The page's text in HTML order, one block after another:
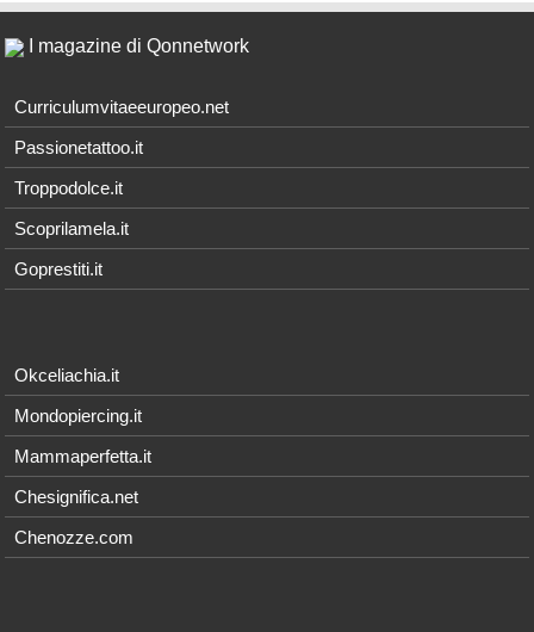
I magazine di Qonnetwork
Curriculumvitaeeuropeo.net
Passionetattoo.it
Troppodolce.it
Scoprilamela.it
Goprestiti.it
Okceliachia.it
Mondopiercing.it
Mammaperfetta.it
Chesignifica.net
Chenozze.com